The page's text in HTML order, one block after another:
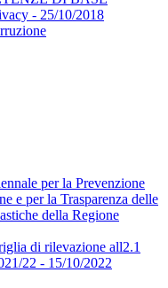
- 25/10/2018
per la Prevenzione
e per la Trasparenza delle
della Regione
di rilevazione all2.1
22 - 15/10/2022